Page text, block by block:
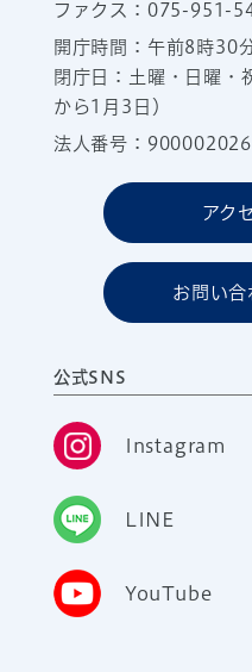
ファクス：075-951-
開庁時間：午前8時30
閉庁日：土曜・日曜・
から1月3日）
法人番号：
アク
お問い合
公式SNS
Instagram
LINE
YouTube